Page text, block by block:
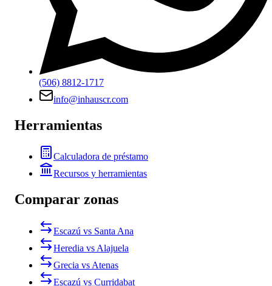
(506) 8812-1717
info@inhauscr.com
Herramientas
Calculadora de préstamo
Recursos y herramientas
Comparar zonas
Escazú vs Santa Ana
Heredia vs Alajuela
Grecia vs Atenas
Escazú vs Curridabat